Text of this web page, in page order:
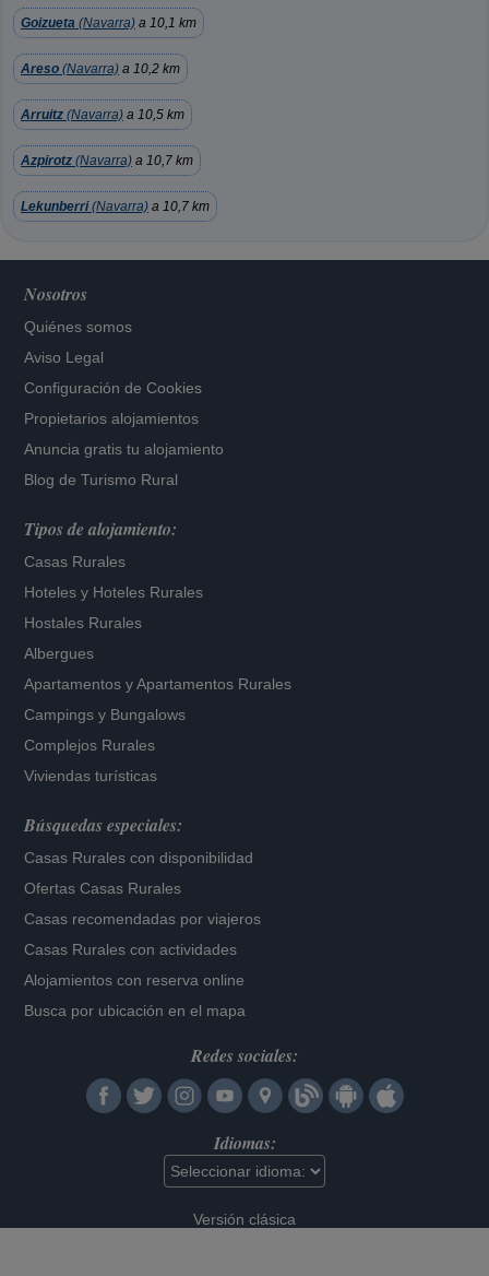
Goizueta (Navarra) a 10,1 km
Areso (Navarra) a 10,2 km
Arruitz (Navarra) a 10,5 km
Azpirotz (Navarra) a 10,7 km
Lekunberri(Navarra) a 10,7 km
Nosotros
Quiénes somos
Aviso Legal
Configuración de Cookies
Propietarios alojamientos
Anuncia gratis tu alojamiento
Blog de Turismo Rural
Tipos de alojamiento:
Casas Rurales
Hoteles y Hoteles Rurales
Hostales Rurales
Albergues
Apartamentos yApartamentos Rurales
Campings y Bungalows
Complejos Rurales
Viviendas turísticas
Búsquedas especiales:
Casas Rurales con disponibilidad
Ofertas Casas Rurales
Casas recomendadas por viajeros
Casas Rurales con actividades
Alojamientos con reserva online
Busca por ubicación en el mapa
Redes sociales:
Idiomas:
Versión clásica